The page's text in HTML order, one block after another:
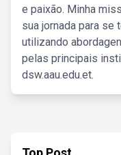
e paixão. Minha
sua jornada para se
utilizando
pelas principais
dsw.aau.edu.et.